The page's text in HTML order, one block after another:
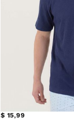
$ 15,99